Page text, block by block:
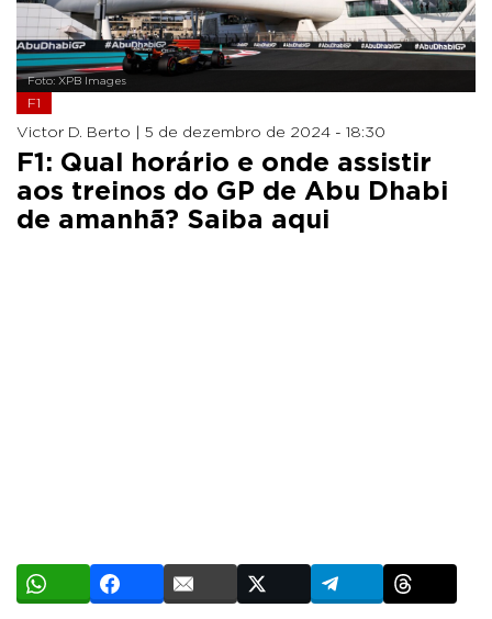
Foto: XPB Images
F1
Victor D. Berto | 5 de dezembro de 2024 - 18:30
F1: Qual horário e onde assistir
aos treinos do GP de Abu Dhabi
de amanhã? Saiba aqui